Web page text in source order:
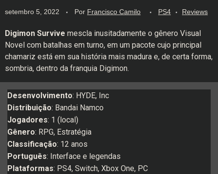
setembro 5, 2022 Por Francisco Camilo PS4 Reviews
Digimon Survive mescla inusitadamente o gênero Visual
Novel com batalhas em turno, em um pacote cujo principal
chamariz está em sua história mais madura e, de certa forma,
sombria, dentro da franquia Digimon.
Desenvolvimento: HYDE, Inc
Distribuição: Bandai Namco
Jogadores: 1 (local)
Gênero: RPG, Estratégia
Classificação: 12 anos
Português: Interface e legendas
Plataformas: PS4, Switch, Xbox One, PC